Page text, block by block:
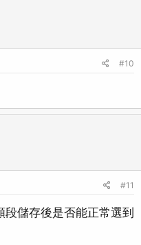
#10
#11
儲存後是否能正常選到